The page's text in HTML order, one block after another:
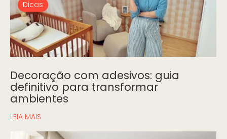
Dicas
Decoração com adesivos: guia
definitivo para transformar
ambientes
LEIA MAIS